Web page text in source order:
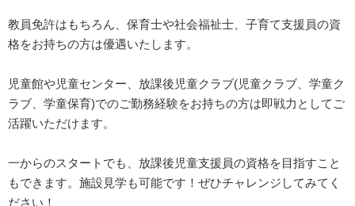
教員免許はもちろん、保育士や社会福祉士、子育て支援員の資
格をお持ちの方は優遇いたします。
児童館や児童センター、放課後児童クラブ(児童クラブ、学童ク
ラブ、学童保育)でのご勤務経験をお持ちの方は即戦力としてご
活躍いただけます。
一からのスタートでも、放課後児童支援員の資格を目指すこと
もできます。施設見学も可能です！ぜひチャレンジしてみてく
ださい！